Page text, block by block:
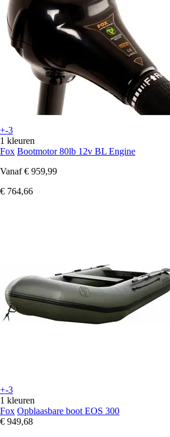
+-3
1 kleuren
Fox Bootmotor 80lb 12v BL Engine
Vanaf € 959,99
€ 764,66
+-3
1 kleuren
Fox Opblaasbare boot EOS 300
€ 949,68